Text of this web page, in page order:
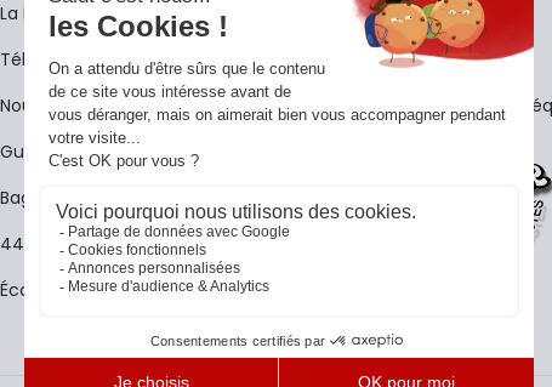
La BagShow
​Télécharger le catalogue
Nous contacter
Guides La Baguetterie
Baguetterie Shop Online
44 ans de rencontres
Écoles
Garantie 3 ans
CGV
FAQ - Questions